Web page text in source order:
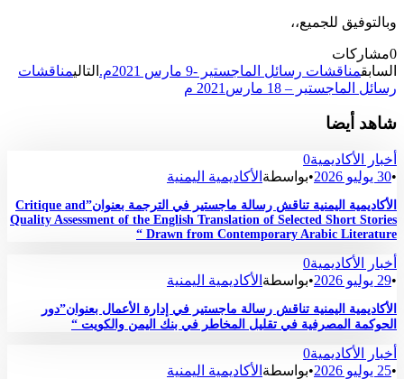
وبالتوفيق للجميع،،
0مشاركات
السابقمناقشات رسائل الماجستير -9 مارس 2021م. التاليمناقشات
رسائل الماجستير – 18 مارس2021 م
شاهد أيضا
أخبار الأكاديمية0
•30 يوليو 2026 •بواسطة الأكاديمية اليمنية
الأكاديمية اليمنية تناقش رسالة ماجستير في الترجمة بعنوان”Critique and
Quality Assessment of the English Translation of Selected Short Stories
Drawn from Contemporary Arabic Literature “
أخبار الأكاديمية0
•29 يوليو 2026 •بواسطة الأكاديمية اليمنية
الأكاديمية اليمنية تناقش رسالة ماجستير في إدارة الأعمال بعنوان”دور
الحوكمة المصرفية في تقليل المخاطر في بنك اليمن والكويت “
أخبار الأكاديمية0
•25 يوليو 2026 •بواسطة الأكاديمية اليمنية